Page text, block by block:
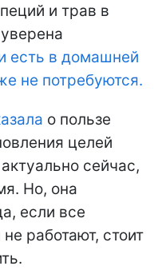
и трав в
есть в домашней
не потребуются.
о пользе
целей
сейчас,
Но, она
если все
работают, стоит